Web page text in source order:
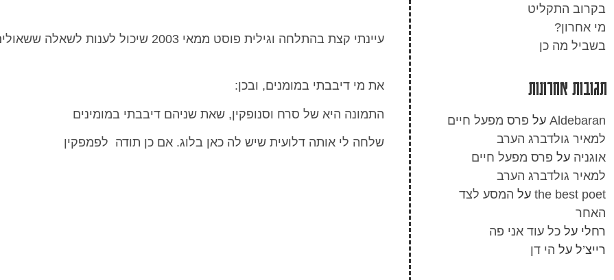
בקרוב התקליט
מי אחרון?
בשביל מה כן
תגובות אחרונות
Aldebaran על פרס מפעל חיים
למאיר גולדברג הערב
אוגניה על פרס מפעל חיים
למאיר גולדברג הערב
the best poet על המסע לצד
האחר
רחלי על כל עוד אני פה
רייצ’ל על הי דן
עיינתי קצת בהתלחה וגילית פוסט ממאי 2003 שיכול לענות לשאלה ששאולים אותי הרבה-
את מי דיבבתי במומנים, ובכן:
התמונה היא של סרח וסנופקין, שאת שניהם דיבבתי במומינים
שלחה לי אותה דלועית שיש לה כאן בלוג. אם כן תודה לפמפקין